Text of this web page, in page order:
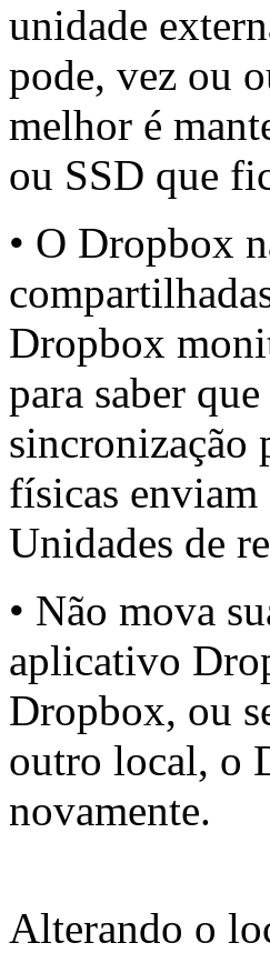
unidade
pode, vez ou
melhor é
ou SSD que
• O Dropbox
Dropbox
para saber
sincronização
físicas enviam
Unidades de
• Não mova
aplicativo
Dropbox, ou
outro local, o
novamente.
Alterando o